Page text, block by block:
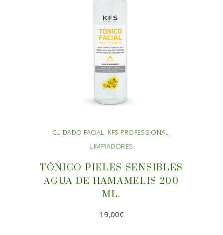
CUIDADO FACIAL, KFS PROFESSIONAL,
LIMPIADORES
TÓNICO PIELES SENSIBLES
AGUA DE HAMAMELIS 200
ML.
19,00€